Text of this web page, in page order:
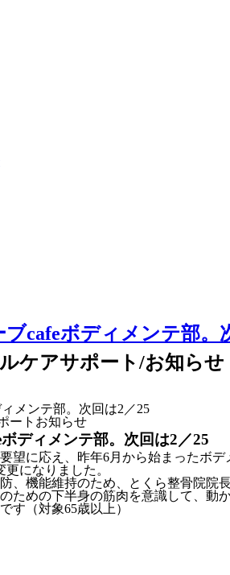
ケアサポート/お知らせ
メンテ部。次回は2／25
ート お知らせ
ディメンテ部。次回は2／25
望に応え、昨年6月から始まったボデ
になりました。
、機能維持のため、とくら整骨院院
ための下半身の筋肉を意識して、動
す（対象65歳以上）